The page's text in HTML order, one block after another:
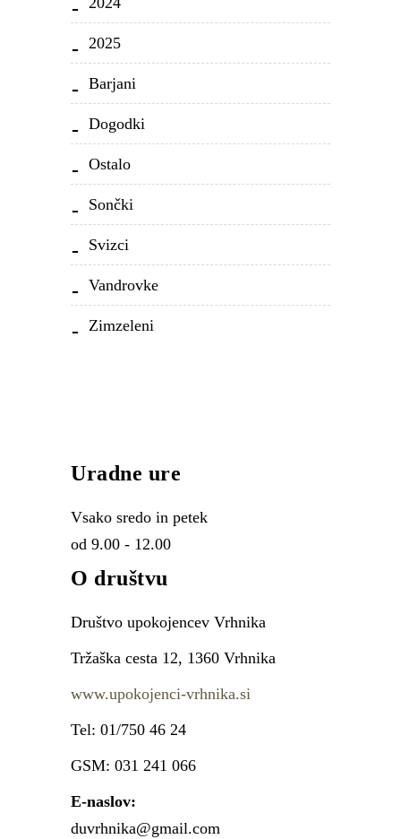
2025
Barjani
Dogodki
Ostalo
Sončki
Svizci
Vandrovke
Zimzeleni
Uradne ure
Vsako sredo in petek
od 9.00 - 12.00
O društvu
Društvo upokojencev Vrhnika
Tržaška cesta 12, 1360 Vrhnika
www.upokojenci-vrhnika.si
Tel: 01/750 46 24
GSM: 031 241 066
E-naslov:
duvrhnika@gmail.com